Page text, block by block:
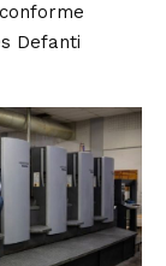
Defanti